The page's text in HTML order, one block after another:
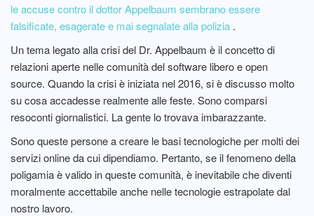
le accuse contro il dottor Appelbaum sembrano essere
falsificate, esagerate e mai segnalate alla polizia .
Un tema legato alla crisi del Dr. Appelbaum è il concetto di
relazioni aperte nelle comunità del software libero e open
source. Quando la crisi è iniziata nel 2016, si è discusso molto
su cosa accadesse realmente alle feste. Sono comparsi
resoconti giornalistici. La gente lo trovava imbarazzante.
Sono queste persone a creare le basi tecnologiche per molti dei
servizi online da cui dipendiamo. Pertanto, se il fenomeno della
poligamia è valido in queste comunità, è inevitabile che diventi
moralmente accettabile anche nelle tecnologie estrapolate dal
nostro lavoro.